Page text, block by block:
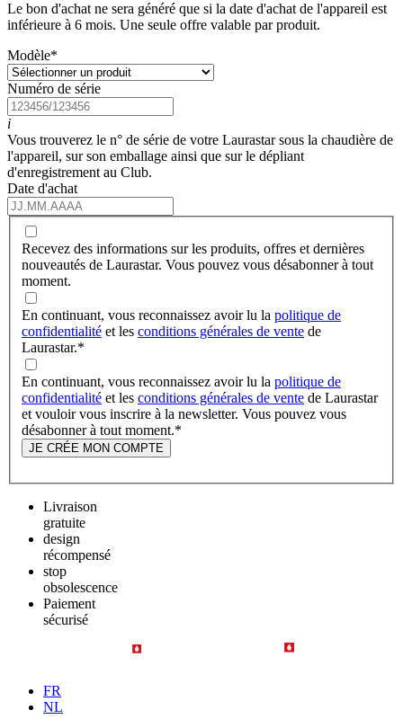
Le bon d'achat ne sera généré que si la date d'achat de l'appareil est
inférieure à 6 mois. Une seule offre valable par produit.
Modèle*
Numéro de série
i
Vous trouverez le n° de série de votre Laurastar sous la chaudière de
l'appareil, sur son emballage ainsi que sur le dépliant
d'enregistrement au Club.
Date d'achat
Recevez des informations sur les produits, offres et dernières
nouveautés de Laurastar. Vous pouvez vous désabonner à tout
moment.
En continuant, vous reconnaissez avoir lu la politique de
confidentialité et les conditions générales de vente de
Laurastar.*
En continuant, vous reconnaissez avoir lu la politique de
confidentialité et les conditions générales de vente de Laurastar
et vouloir vous inscrire à la newsletter. Vous pouvez vous
désabonner à tout moment.*
JE CRÉE MON COMPTE
Livraison
gratuite
design
récompensé
stop
obsolescence
Paiement
sécurisé
FR
NL